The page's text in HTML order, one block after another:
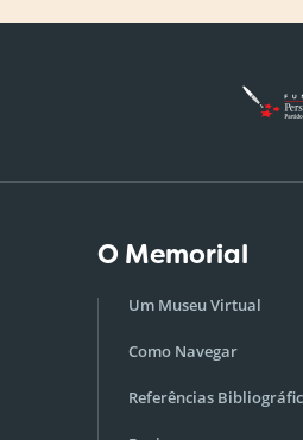
O Memorial
Um Museu Virtual
Como Navegar
Referências